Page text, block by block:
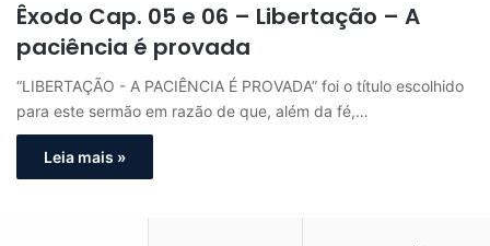
Êxodo Cap. 05 e 06 – Libertação – A
paciência é provada
“LIBERTAÇÃO - A PACIÊNCIA É PROVADA” foi o título escolhido
para este sermão em razão de que, além da fé,…
Leia mais »